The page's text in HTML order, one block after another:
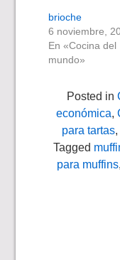
brioche
6 noviembre,
En «Cocina del
mundo»
Posted in
económica,
para tartas,
Tagged
para muffins,